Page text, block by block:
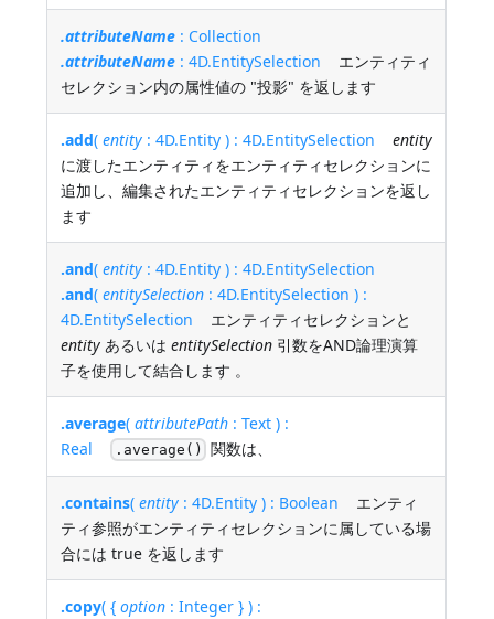
.attributeName : Collection
.attributeName : 4D.EntitySelection エンティティ
セレクション内の属性値の "投影" を返します
.add(entity : 4D.Entity ) : 4D.EntitySelection
entity
に渡したエンティティをエンティティセレクションに
追加し、編集されたエンティティセレクションを返し
ます
.and(entity : 4D.Entity ) : 4D.EntitySelection
.and(entitySelection : 4D.EntitySelection ) :
4D.EntitySelection エンティティセレクションと
entity あるいはentitySelection 引数をAND論理演算
子を使用して結合します 。
.average(attributePath : Text ) :
Real
.average() 関数は、
.contains(entity : 4D.Entity ) : Boolean エンティ
ティ参照がエンティティセレクションに属している場
合には true を返します
.copy( {option : Integer } ) :